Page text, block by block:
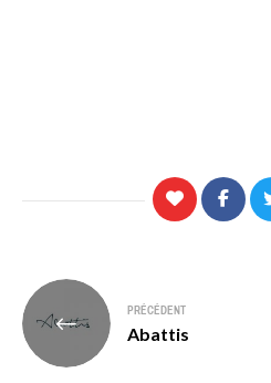
Navigation
de
l’article
PRÉCÉDENT
Abattis